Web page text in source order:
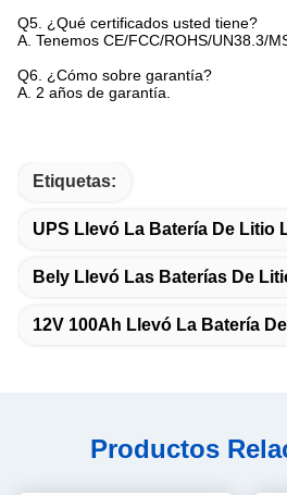
Q5. ¿Qué certificados usted tiene?
A. Tenemos CE/FCC/ROHS/UN38.3/
Q6. ¿Cómo sobre garantía?
A. 2 años de garantía.
Etiquetas:
UPS Llevó La Batería De Litio
Bely Llevó Las Baterías De
12V 100Ah Llevó La Batería
Productos